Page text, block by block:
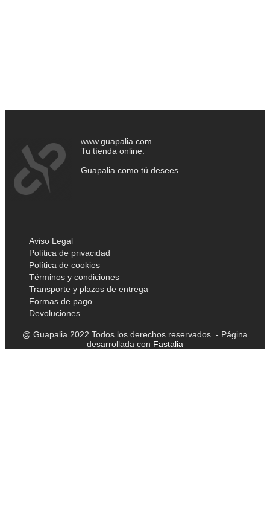
www.guapalia.com
Tu tíenda online.
Guapalia como tú desees.
Aviso Legal
Política de privacidad
Política de cookies
Términos y condiciones
Transporte y plazos de entrega
Formas de pago
Devoluciones
@ Guapalia 2022 Todos los derechos reservados - Página
desarrollada con Fastalia